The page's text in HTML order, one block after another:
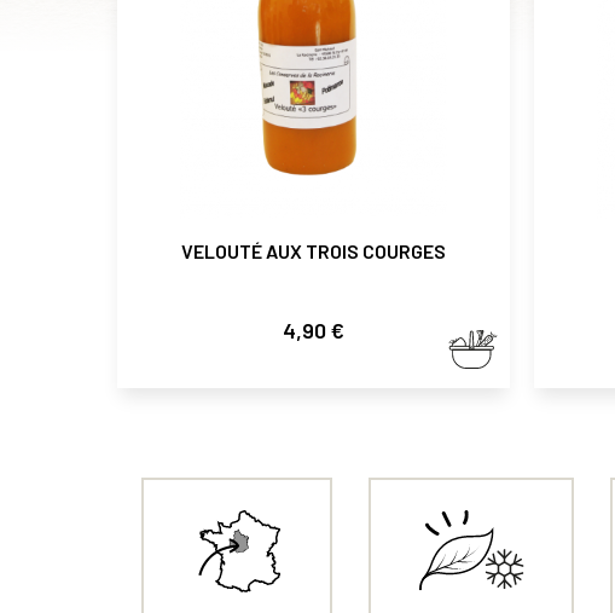
VELOUTÉ AUX TROIS COURGES
Prix
4,90 €